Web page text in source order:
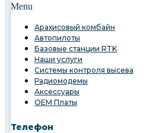
Menu
Арахисовый комбайн
Автопилоты
Базовые станции RTK
Наши услуги
Системы контроля высева
Радиомодемы
Аксессуары
OEM Платы
Телефон